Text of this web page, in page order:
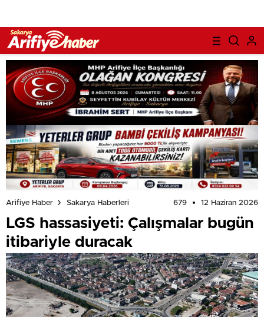
Arifiye Haber Sakarya Haberleri 679 12 Haziran 2026
LGS hassasiyeti: Çalışmalar bugün
itibariyle duracak